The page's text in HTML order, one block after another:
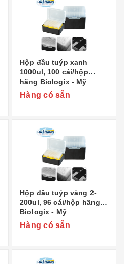
Hộp đầu tuýp xanh
1000ul, 100 cái/hộp
hãng Biologix - Mỹ
Hàng có sẵn
Hộp đầu tuýp vàng 2-
200ul, 96 cái/hộp hãng
Biologix - Mỹ
Hàng có sẵn